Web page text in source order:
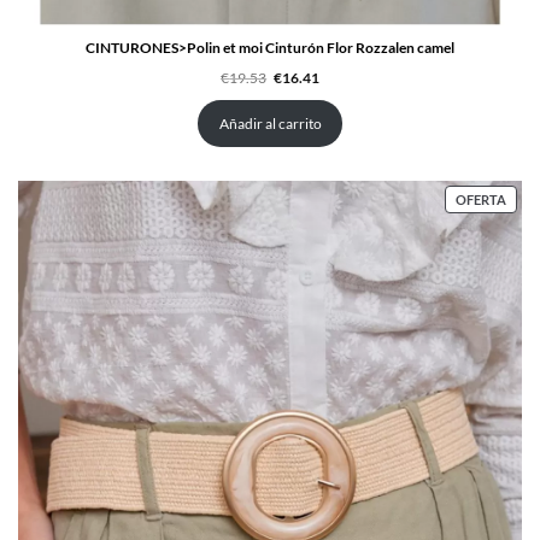
CINTURONES>Polin et moi Cinturón Flor Rozzalen camel
€19.53 El
original
era:
€19.53.
€16.41
actual
es:
€16.41.
Añadir al carrito
OFERTA
EN